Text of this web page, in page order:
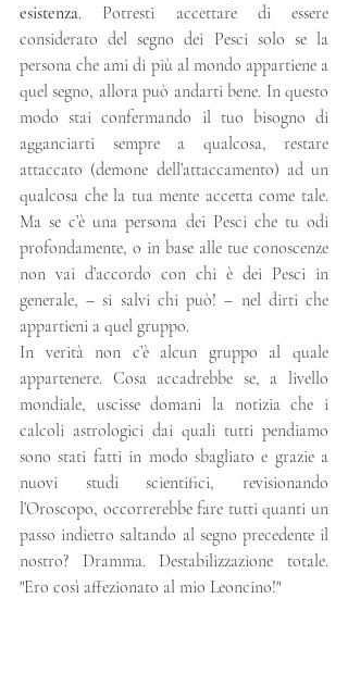
esistenza. Potresti accettare di essere
considerato del segno dei Pesci solo se la
persona che ami di più al mondo appartiene a
quel segno, allora può andarti bene. In questo
modo stai confermando il tuo bisogno di
agganciarti sempre a qualcosa, restare
attaccato (demone dell’attaccamento) ad un
qualcosa che la tua mente accetta come tale.
Ma se c’è una persona dei Pesci che tu odi
profondamente, o in base alle tue conoscenze
non vai d’accordo con chi è dei Pesci in
generale, – si salvi chi può! – nel dirti che
appartieni a quel gruppo.
In verità non c’è alcun gruppo al quale
appartenere. Cosa accadrebbe se, a livello
mondiale, uscisse domani la notizia che i
calcoli astrologici dai quali tutti pendiamo
sono stati fatti in modo sbagliato e grazie a
nuovi studi scientifici, revisionando
l’Oroscopo, occorrerebbe fare tutti quanti un
passo indietro saltando al segno precedente il
nostro? Dramma. Destabilizzazione totale.
"Ero così affezionato al mio Leoncino!"